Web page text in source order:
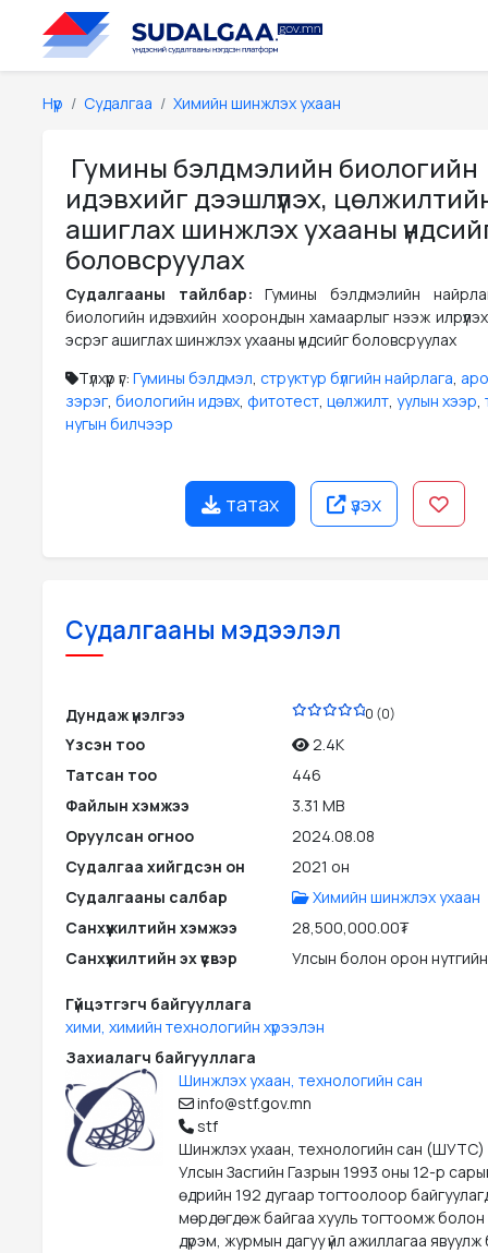
Нүүр Судалгаа Химийн шинжлэх ухаан
Гумины бэлдмэлийн биологийн
идэвхийг дээшлүүлэх,
ашиглах шинжлэх ухааны
боловсруулах
Судалгааны тайлбар:Гумины бэлдмэлийн
биологийн идэвхийн хоорондын хамаарлыг нээж
эсрэг ашиглах шинжлэх ухааны үндсийг боловсруулах
Түлхүүр үг: Гумины бэлдмэл, структур бүлгийн найрлага,
зэрэг, биологийн идэвх, фитотест, цөлжилт, уулын хээр,
нугын билчээр
татах үзэх
Судалгааны мэдээлэл
Дундаж үнэлгээ 0 (0)
Үзсэн тоо
2.4K
Татсан тоо
446
Файлын хэмжээ
3.31 MB
Оруулсан огноо
2024.08.08
Судалгаа хийгдсэн он
2021 он
Судалгааны салбар
Химийн шинжлэх ухаан
Санхүүжилтийн хэмжээ
28,500,000.00₮
Санхүүжилтийн эх үүсвэр
Улсын болон орон
Гүйцэтгэгч байгууллага
хими, химийн технологийн хүрээлэн
Захиалагч байгууллага
Шинжлэх ухаан, технологийн сан
info@stf.gov.mn
stf
Шинжлэх ухаан, технологийн сан
Улсын Засгийн Газрын 1993 оны 12-р
өдрийн 192 дугаар тогтоолоор
мөрдөгдөж байгаа хууль тогтоомж
дүрэм, журмын дагуу үйл ажиллагаа явуулж